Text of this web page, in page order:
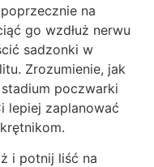
na
go wzdłuż nerwu
sadzonki w
Zrozumienie, jak
poczwarki
lepiej zaplanować
i potnij liść na